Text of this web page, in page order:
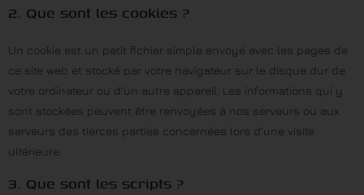
2. Que sont les cookies ?
Un cookie est un petit fichier simple envoyé avec les pages de
ce site web et stocké par votre navigateur sur le disque dur de
votre ordinateur ou d’un autre appareil. Les informations qui y
sont stockées peuvent être renvoyées à nos serveurs ou aux
serveurs des tierces parties concernées lors d’une visite
ultérieure.
3. Que sont les scripts ?